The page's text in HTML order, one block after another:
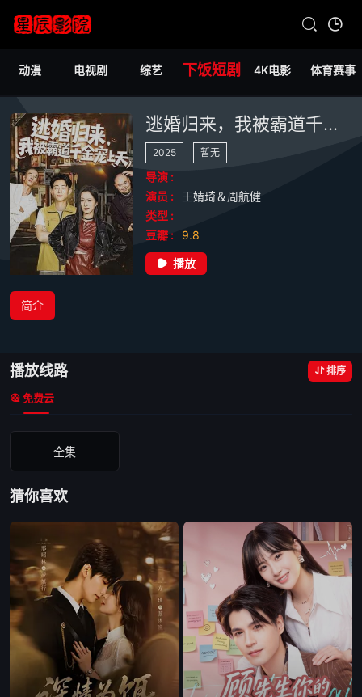
动漫 电视剧 综艺 下饭短剧 4K电影 体育赛事
逃婚归来，我被霸道千金宠上天
2025 暂无
导演 :
演员 :
王婧琦＆周航健
类型 :
豆瓣 :
9.8
播放
简介
播放线路 排序
免费云
全集
猜你喜欢